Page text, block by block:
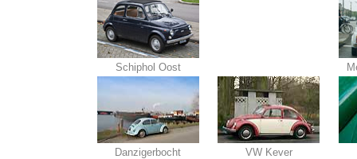
Schiphol Oost
Danzigerbocht VW Kever